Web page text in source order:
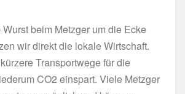
beim Metzger um die Ecke
wir direkt die lokale Wirtschaft.
Transportwege für die
CO2 einspart. Viele Metzger